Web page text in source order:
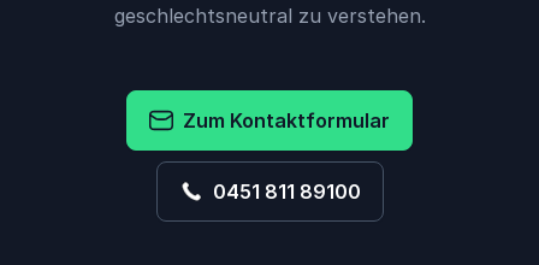
geschlechtsneutral zu verstehen.
Zum Kontaktformular
0451 811 89100